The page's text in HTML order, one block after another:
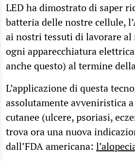
LED ha dimostrato di saper
batteria delle nostre cellule,
ai nostri tessuti di lavorare al
ogni apparecchiatura
anche questo) al termine
L’applicazione di questa
assolutamente avveniristica
cutanee (ulcere, psoriasi,
trova ora una nuova
dall’FDA americana: